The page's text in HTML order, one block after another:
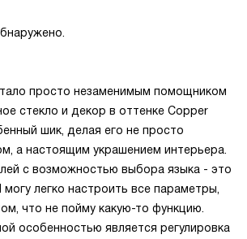
просто незаменимым помощником
стекло и декор в оттенке Copper
шик, делая его не просто
а настоящим украшением интерьера.
с возможностью выбора языка - это
легко настроить все параметры,
что не пойму какую-то функцию.
особенностью является регулировка